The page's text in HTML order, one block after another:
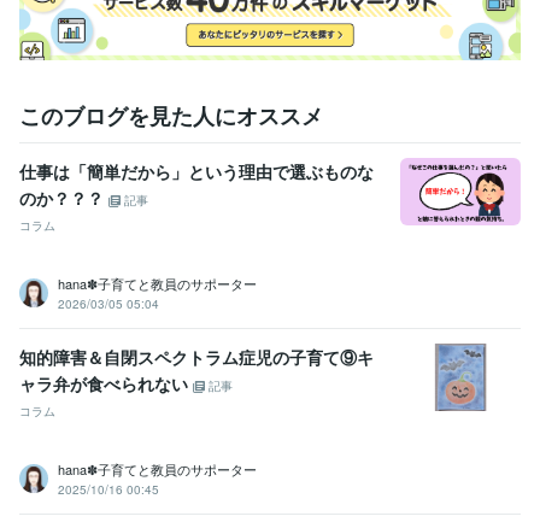
英語 日常会話レベル
このブログを見た人にオススメ
仕事は「簡単だから」という理由で選ぶものな
のか？？？
記事
コラム
hana✽子育てと教員のサポーター
2026/03/05 05:04
知的障害＆自閉スペクトラム症児の子育て⑨キ
ャラ弁が食べられない
記事
コラム
hana✽子育てと教員のサポーター
2025/10/16 00:45